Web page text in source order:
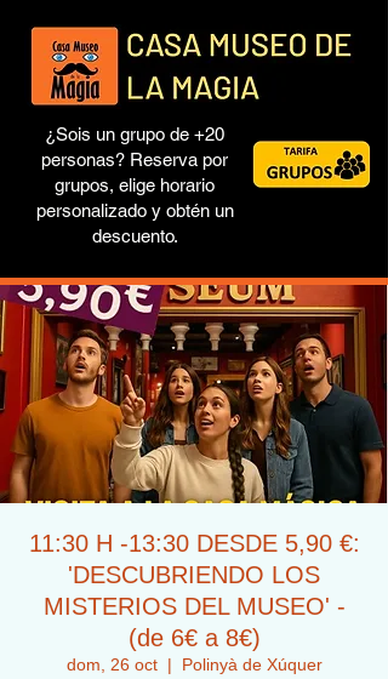
¿Sois un grupo de +20
personas? Reserva por
grupos, elige horario
personalizado y obtén un
descuento.
11:30 H -13:30 DESDE 5,90 €:
'DESCUBRIENDO LOS
MISTERIOS DEL MUSEO' -
(de 6€ a 8€)
dom, 26 oct
  |
Polinyà de Xúquer